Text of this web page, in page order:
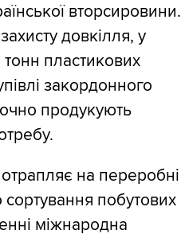
вторсировини.
довкілля, у
пластикових
закордонного
продукують
на переробні
сортування побутових
міжнародна